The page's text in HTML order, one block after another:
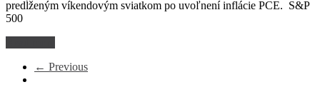
predĺženým víkendovým sviatkom po uvoľnení inflácie PCE. S&P
500
← Previous